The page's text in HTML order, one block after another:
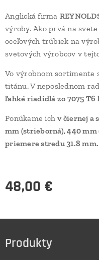
Anglická firma
výroby. Ako prvá na
oceľových trúbiek na
svetových výrobcov v
Vo výrobnom sortimente
titánu. V neposlednom
ľahké riadidlá zo 7075
Ponúkame ichv čiernej a
mm (strieborná), 440
priemere stredu 31.8 mm.
48,00 €
Produkty